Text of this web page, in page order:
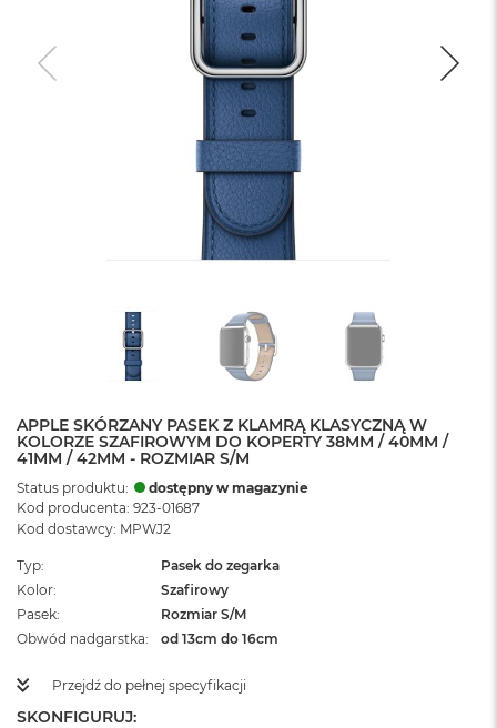
APPLE SKÓRZANY PASEK Z KLAMRĄ KLASYCZNĄ W
KOLORZE SZAFIROWYM DO KOPERTY 38MM / 40MM /
41MM / 42MM - ROZMIAR S/M
Status produktu:
dostępny w magazynie
Kod producenta: 923-01687
Kod dostawcy: MPWJ2
Typ
Pasek do zegarka
Kolor
Szafirowy
Pasek
Rozmiar S/M
Obwód nadgarstka
od 13cm do 16cm
Przejdź do pełnej specyfikacji
SKONFIGURUJ: